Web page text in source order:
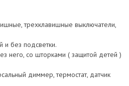
трехклавишные выключатели,
и без подсветки.
него, со шторками ( защитой детей )
диммер, термостат, датчик